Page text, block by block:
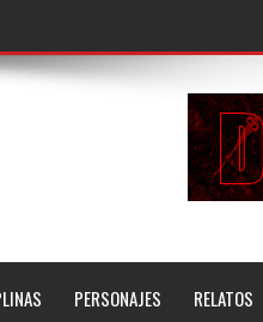
PERSONAJES RELATOS